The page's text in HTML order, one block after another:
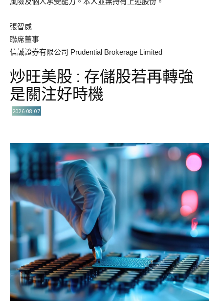
張智威
聯席董事
信誠證券有限公司 Prudential Brokerage Limited
炒旺美股 : 存儲股若再轉強
是關注好時機
2026-08-07